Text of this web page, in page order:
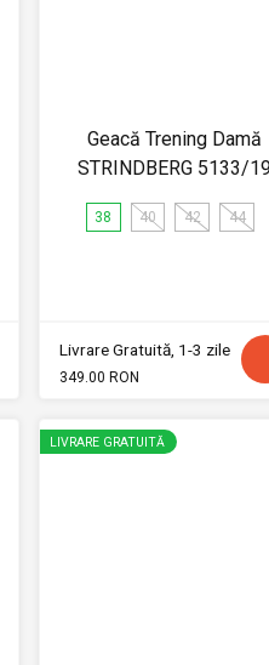
Geacă Trening Damă
STRINDBERG 5133/
38 40 42 44
Livrare Gratuită, 1-3 zile
349.00 RON
LIVRARE GRATUITĂ